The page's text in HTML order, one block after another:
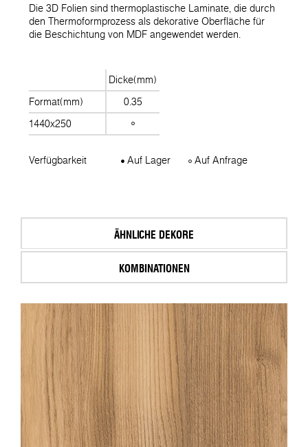
Die 3D Folien sind thermoplastische Laminate, die durch
den Thermoformprozess als dekorative Oberfläche für
die Beschichtung von MDF angewendet werden.
Dicke(mm)
Format(mm)
0.35
1440x250
Verfügbarkeit Auf Lager Auf Anfrage
ÄHNLICHE DEKORE
KOMBINATIONEN